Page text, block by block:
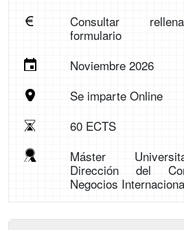
Consultar
formulario
Noviembre 2026
Se imparte Online
60 ECTS
Máster
Dirección del
Negocios